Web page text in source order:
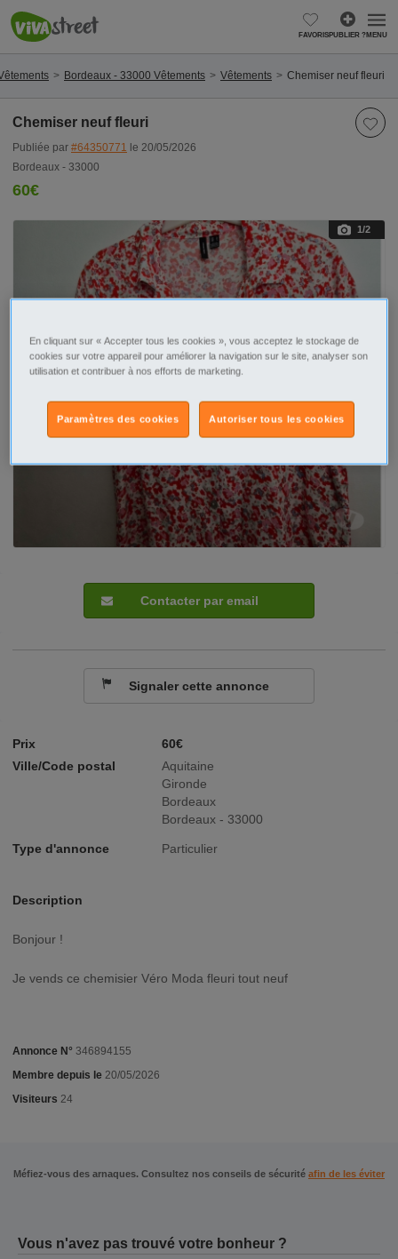
FAVORISPUBLIER ?MENU
Bordeaux - 33000 Vêtements Vêtements Chemiser neuf fleuri
Chemiser neuf fleuri
Publiée par #64350771 le 20/05/2026
Bordeaux - 33000
60€
1/2
Prix
60€
Ville/Code postal
Aquitaine
Gironde
Bordeaux
Bordeaux - 33000
Type d'annonce Particulier
Description
Bonjour !
Je vends ce chemisier Véro Moda fleuri tout neuf
Annonce N° 346894155
Membre depuis le 20/05/2026
Visiteurs 24
Méfiez-vous des arnaques. Consultez nos conseils de sécurité afin de les éviter
Contacter par email
Signaler cette annonce
Vous n'avez pas trouvé votre bonheur ?
En cliquant sur « Accepter tous les cookies », vous acceptez le stockage de
cookies sur votre appareil pour améliorer la navigation sur le site, analyser son
utilisation et contribuer à nos efforts de marketing.
Autoriser tous les cookies
Paramètres des cookies